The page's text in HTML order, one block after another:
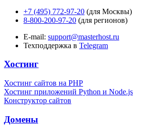
+7 (495) 772-97-20 (для Москвы)
8-800-200-97-20 (для регионов)
E-mail: support@masterhost.ru
Техподдержка в Telegram
Хостинг
Хостинг сайтов на PHP
Хостинг приложений Python и Node.js
Конструктор сайтов
Домены